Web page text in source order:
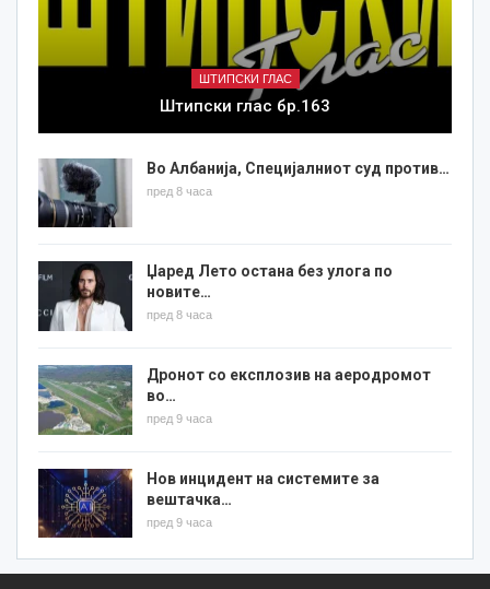
ШТИПСКИ ГЛАС
Штипски глас бр.163
Во Албанија, Специјалниот суд против…
пред 8 часа
Џаред Лето остана без улога по
новите…
пред 8 часа
Дронот со експлозив на аеродромот
во…
пред 9 часа
Нов инцидент на системите за
вештачка…
пред 9 часа